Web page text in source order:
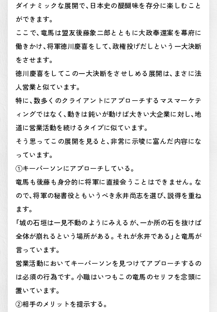
ダイナミックな展開で、日本史の醍醐味を存分に楽しむこと
ができます。
ここで、竜馬は盟友後藤象二郎とともに大政奉還案を幕府に
働きかけ、将軍徳川慶喜をして、政権投げだしという一大決断
をさせます。
徳川慶喜をしてこの一大決断をさせしめる展開は、まさに法
人営業と似ています。
特に、数多くのクライアントにアプローチするマスマーケテ
ィングではなく、動きは鈍いが動けば大きい大企業に対し、地
道に営業活動を続けるタイプに似ています。
そう思ってこの展開を見ると、非常に示唆に富んだ内容にな
っています。
①キーパーソンにアプローチしている。
竜馬も後藤も身分的に将軍に直接会うことはできません。な
ので、将軍の秘書役ともいうべき永井尚志を選び、説得を重ね
ます。
「城の石垣は一見不動のようにみえるが、一か所の石を抜けば
全体が崩れるという場所がある。それが永井である」と竜馬が
言っています。
営業活動においてキーパーソンを見つけてアプローチするの
は必須の行為です。小職はいつもこの竜馬のセリフを念頭に
置いています。
②相手のメリットを提示する。